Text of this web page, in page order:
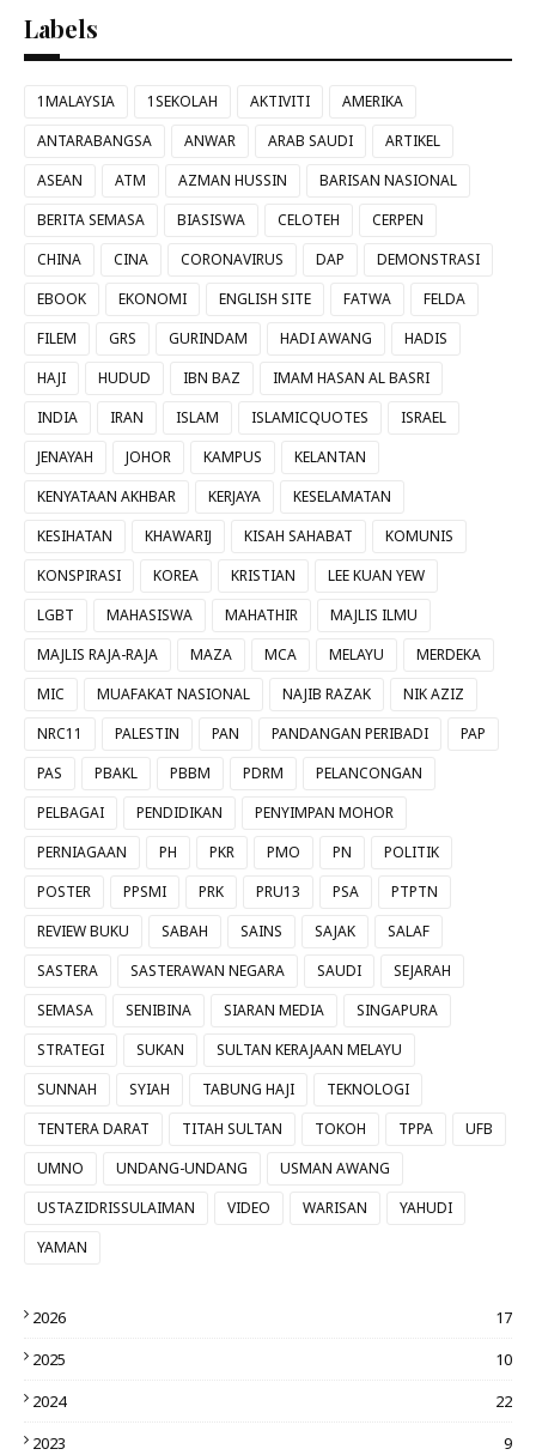
Labels
1MALAYSIA 1SEKOLAH AKTIVITI
AMERIKA
ANTARABANGSA
ANWAR ARAB SAUDI
ARTIKEL
ASEAN
ATM AZMAN HUSSIN
BARISAN NASIONAL
BERITA SEMASA
BIASISWA CELOTEH
CERPEN
CHINA
CINA CORONAVIRUS DAP
DEMONSTRASI
EBOOK
EKONOMI ENGLISH SITE FATWA
FELDA
FILEM
GRS GURINDAM HADI AWANG
HADIS
HAJI
HUDUD IBN BAZ
IMAM HASAN AL BASRI
INDIA
IRAN ISLAM ISLAMICQUOTES
ISRAEL
JENAYAH
JOHOR KAMPUS
KELANTAN
KENYATAAN AKHBAR
KERJAYA
KESELAMATAN
KESIHATAN
KHAWARIJ KISAH SAHABAT
KOMUNIS
KONSPIRASI
KOREA KRISTIAN
LEE KUAN YEW
LGBT
MAHASISWA MAHATHIR
MAJLIS ILMU
MAJLIS RAJA-RAJA
MAZA MCA MELAYU
MERDEKA
MIC
MUAFAKAT NASIONAL NAJIB RAZAK
NIK AZIZ
NRC11
PALESTIN PAN PANDANGAN PERIBADI
PAP
PAS
PBAKL PBBM PDRM
PELANCONGAN
PELBAGAI
PENDIDIKAN
PENYIMPAN MOHOR
PERNIAGAAN
PH PKR PMO PN
POLITIK
POSTER
PPSMI PRK PRU13 PSA
PTPTN
REVIEW BUKU
SABAH SAINS SAJAK
SALAF
SASTERA
SASTERAWAN NEGARA SAUDI
SEJARAH
SEMASA
SENIBINA SIARAN MEDIA
SINGAPURA
STRATEGI
SUKAN
SULTAN KERAJAAN MELAYU
SUNNAH
SYIAH TABUNG HAJI
TEKNOLOGI
TENTERA DARAT
TITAH SULTAN TOKOH TPPA
UFB
UMNO
UNDANG-UNDANG
USMAN AWANG
USTAZIDRISSULAIMAN
VIDEO WARISAN
YAHUDI
YAMAN
2026
17
2025
10
2024
22
2023
9